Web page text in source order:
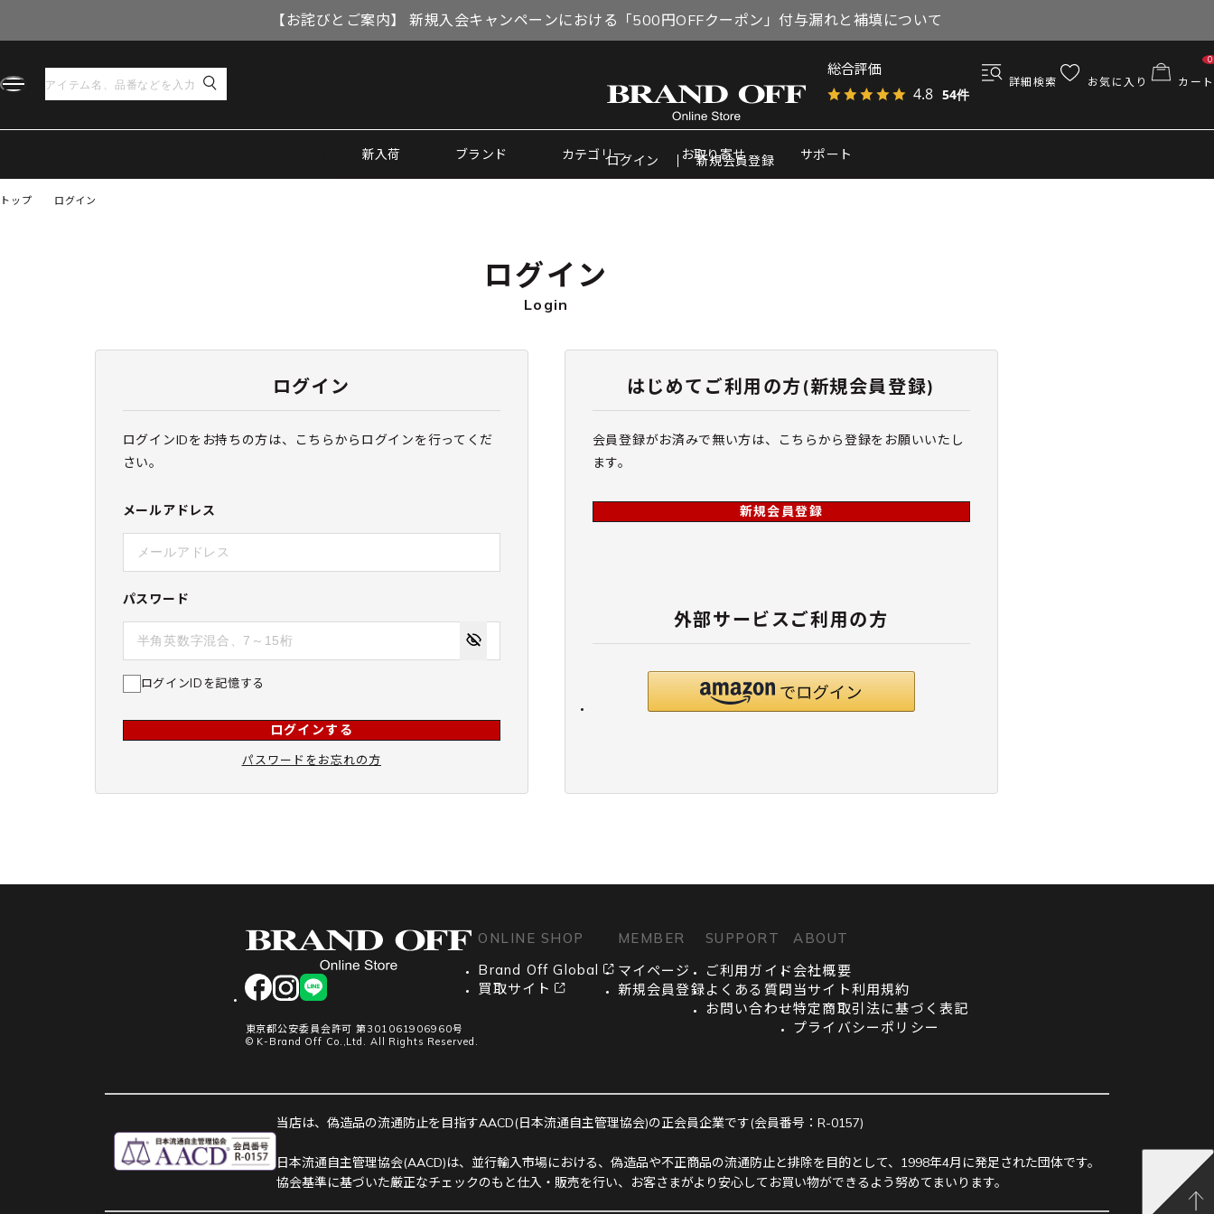
【お詫びとご案内】 新規入会キャンペーンにおける「500円OFFクーポン」付与漏れと補填について
総合評価
4.8 54件
詳細検索 お気に入り カート
0
新入荷 ブランド カテゴリー お取り寄せ サポート
ログイン 新規会員登録
トップ ログイン
ログイン
Login
ログイン
ログインIDをお持ちの方は、こちらからログインを行ってくだ
さい。
メールアドレス
パスワード
ログインIDを記憶する
ログインする
パスワードをお忘れの方
はじめてご利用の方(新規会員登録)
会員登録がお済みで無い方は、こちらから登録をお願いいたし
ます。
新規会員登録
外部サービスご利用の方
facebookinstagram
LINE
東京都公安委員会許可 第301061906960号
© K-Brand Off Co.,Ltd. All Rights Reserved.
ONLINE SHOP
Brand Off Global
買取サイト
MEMBER
マイページ
新規会員登録
SUPPORT
ご利用ガイド
よくある質問
お問い合わせ
ABOUT
会社概要
当サイト利用規約
特定商取引法に基づく表記
プライバシーポリシー
当店は、偽造品の流通防止を目指すAACD(日本流通自主管理協会)の正会員企業です(会員番号：R-0157)
日本流通自主管理協会(AACD)は、並行輸入市場における、偽造品や不正商品の流通防止と排除を目的として、1998年4月に発足された団体です。
協会基準に基づいた厳正なチェックのもと仕入・販売を行い、お客さまがより安心してお買い物ができるよう努めてまいります。